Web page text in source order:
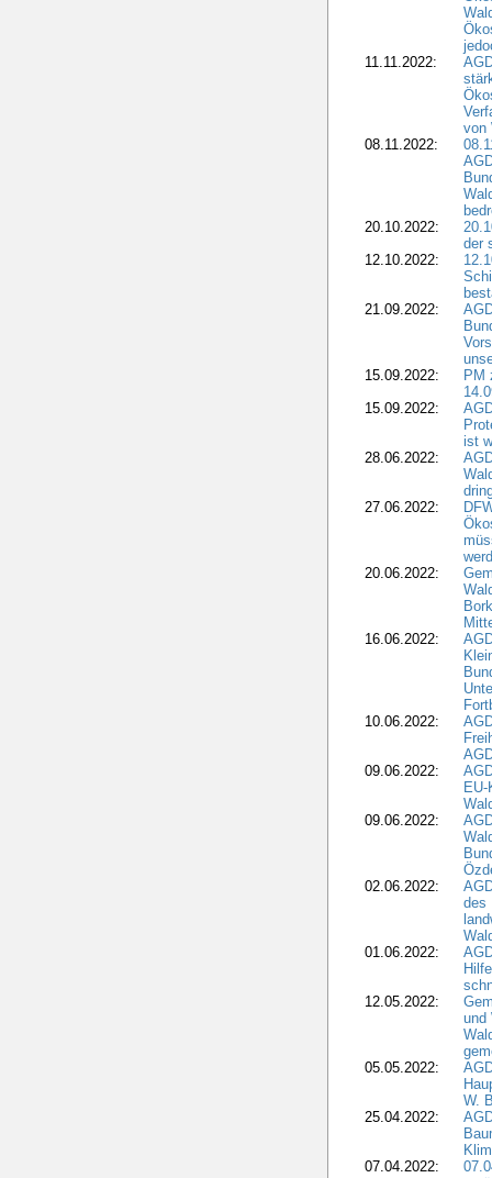
11.11.2022:
von
08.11.2022:
20.10.2022:
der
12.10.2022:
21.09.2022:
15.09.2022:
PM
15.09.2022:
ist
28.06.2022:
27.06.2022:
20.06.2022:
16.06.2022:
10.06.2022:
09.06.2022:
09.06.2022:
02.06.2022:
des
01.06.2022:
12.05.2022:
und
05.05.2022:
W.
25.04.2022:
07.04.2022: